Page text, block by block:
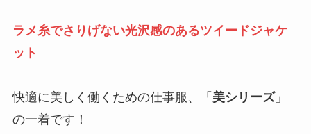
ラメ糸でさりげない光沢感のあるツイードジャケ
ット
快適に美しく働くための仕事服、「 美シリーズ」
の一着です！